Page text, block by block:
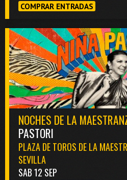
COMPRAR ENTRADAS
NOCHES DE LA
PASTORI
PLAZA DE TOROS DE LA
SEVILLA
SAB 12 SEP